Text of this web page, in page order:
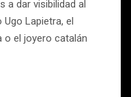
a dar visibilidad al
Lapietra, el
o el joyero catalán